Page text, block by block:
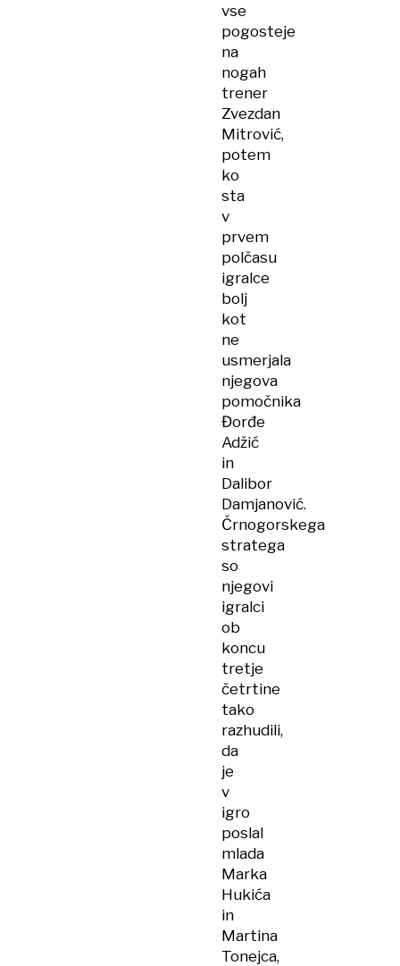
vse
pogosteje
na
nogah
trener
Zvezdan
Mitrović,
potem
ko
sta
v
prvem
polčasu
igralce
bolj
kot
ne
usmerjala
njegova
pomočnika
Đorđe
Adžić
in
Dalibor
Damjanović.
Črnogorskega
stratega
so
njegovi
igralci
ob
koncu
tretje
četrtine
tako
razhudili,
da
je
v
igro
poslal
mlada
Marka
Hukića
in
Martina
Tonejca,